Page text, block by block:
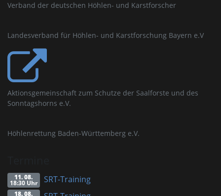
Verband der deutschen Höhlen- und Karstforscher
Landesverband für Höhlen- und Karstforschung Bayern e.V
Aktionsgemeinschaft zum Schutze der Saalforste und des
Sonntagshorns e.V.
Höhlenrettung Baden-Württemberg e.V.
11. 08.
18:30 Uhr SRT-Training
18. 08.